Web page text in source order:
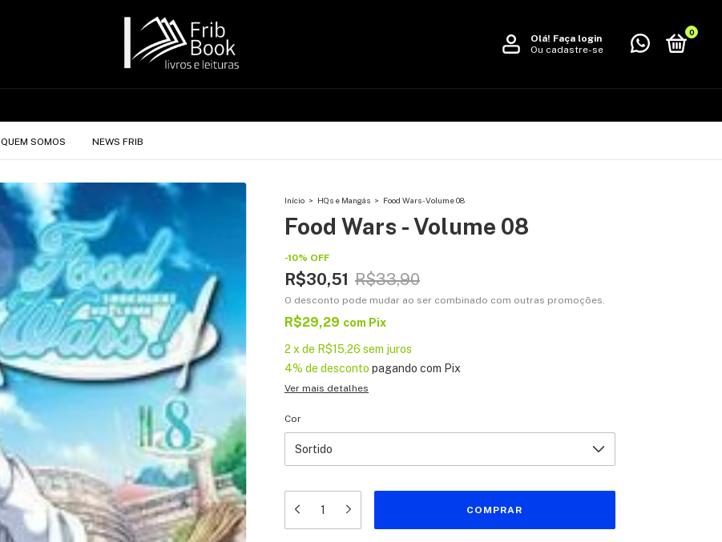
Olá! Faça login
Ou cadastre-se
0
QUEM SOMOS NEWS FRIB
Início > HQs e Mangás > Food Wars - Volume 08
Food Wars - Volume 08
-10% OFF
R$30,51 R$33,90
O desconto pode mudar ao ser combinado com outras promoções.
R$29,29 com Pix
2 x de R$15,26 sem juros
4% de desconto pagando com Pix
Ver mais detalhes
Cor